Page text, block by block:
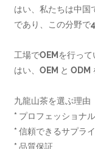
はい、私たちは中国
であり、この分野で
工場でOEMを行って
はい、OEM と ODM
九龍山茶を選ぶ理由
* プロフェッショナ
* 信頼できるサプラ
* 品質保証